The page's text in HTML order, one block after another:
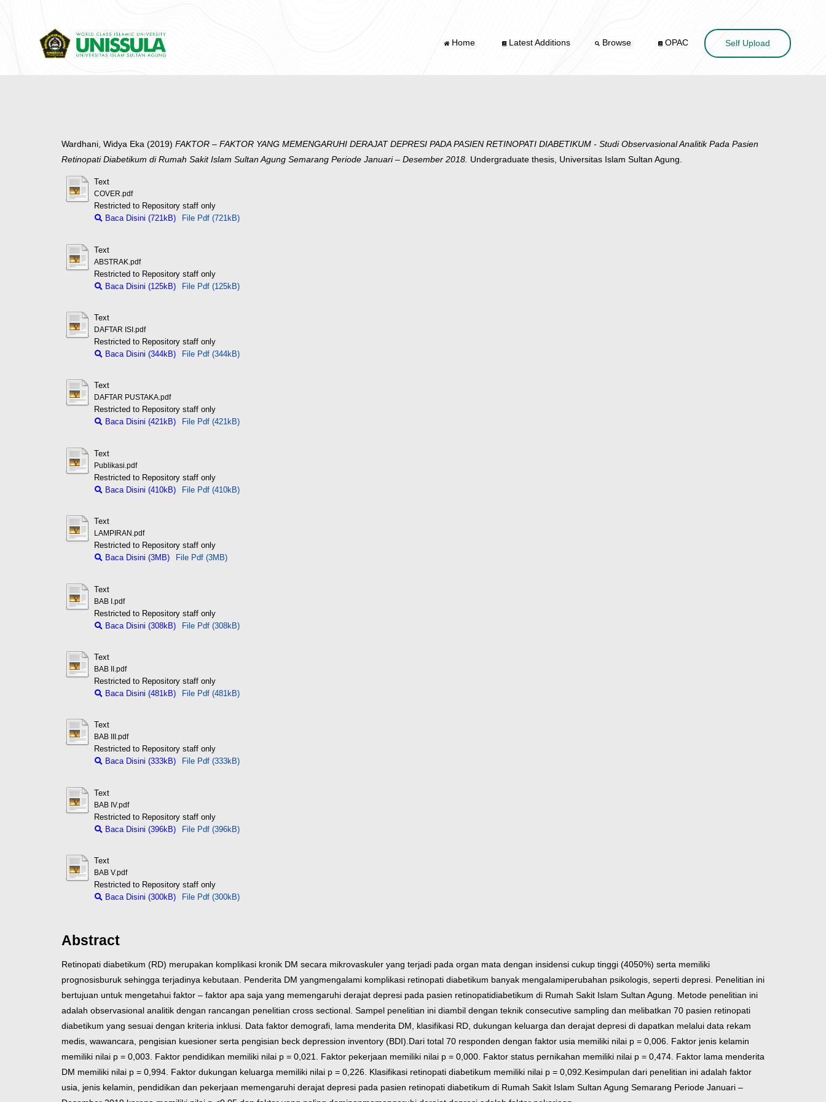
Home Latest Additions Browse OPAC Self Upload
Wardhani, Widya Eka (2019) FAKTOR – FAKTOR YANG MEMENGARUHI DERAJAT DEPRESI PADA PASIEN RETINOPATI DIABETIKUM - Studi Observasional Analitik Pada Pasien
Retinopati Diabetikum di Rumah Sakit Islam Sultan Agung Semarang Periode Januari – Desember 2018. Undergraduate thesis, Universitas Islam Sultan Agung.
Text
COVER.pdf
Restricted to Repository staff only
Baca Disini (721kB)
File Pdf (721kB)
Text
ABSTRAK.pdf
Restricted to Repository staff only
Baca Disini (125kB)
File Pdf (125kB)
Text
DAFTAR ISI.pdf
Restricted to Repository staff only
Baca Disini (344kB)
File Pdf (344kB)
Text
DAFTAR PUSTAKA.pdf
Restricted to Repository staff only
Baca Disini (421kB)
File Pdf (421kB)
Text
Publikasi.pdf
Restricted to Repository staff only
Baca Disini (410kB)
File Pdf (410kB)
Text
LAMPIRAN.pdf
Restricted to Repository staff only
Baca Disini (3MB)
File Pdf (3MB)
Text
BAB I.pdf
Restricted to Repository staff only
Baca Disini (308kB)
File Pdf (308kB)
Text
BAB II.pdf
Restricted to Repository staff only
Baca Disini (481kB)
File Pdf (481kB)
Text
BAB III.pdf
Restricted to Repository staff only
Baca Disini (333kB)
File Pdf (333kB)
Text
BAB IV.pdf
Restricted to Repository staff only
Baca Disini (396kB)
File Pdf (396kB)
Text
BAB V.pdf
Restricted to Repository staff only
Baca Disini (300kB)
File Pdf (300kB)
Abstract
Retinopati diabetikum (RD) merupakan komplikasi kronik DM secara mikrovaskuler yang terjadi pada organ mata dengan insidensi cukup tinggi (4050%) serta memiliki
prognosisburuk sehingga terjadinya kebutaan. Penderita DM yangmengalami komplikasi retinopati diabetikum banyak mengalamiperubahan psikologis, seperti depresi. Penelitian ini
bertujuan untuk mengetahui faktor – faktor apa saja yang memengaruhi derajat depresi pada pasien retinopatidiabetikum di Rumah Sakit Islam Sultan Agung. Metode penelitian ini
adalah observasional analitik dengan rancangan penelitian cross sectional. Sampel penelitian ini diambil dengan teknik consecutive sampling dan melibatkan 70 pasien retinopati
diabetikum yang sesuai dengan kriteria inklusi. Data faktor demografi, lama menderita DM, klasifikasi RD, dukungan keluarga dan derajat depresi di dapatkan melalui data rekam
medis, wawancara, pengisian kuesioner serta pengisian beck depression inventory (BDI). Dari total 70 responden dengan faktor usia memiliki nilai p = 0,006. Faktor jenis kelamin
memiliki nilai p = 0,003. Faktor pendidikan memiliki nilai p = 0,021. Faktor pekerjaan memiliki nilai p = 0,000. Faktor status pernikahan memiliki nilai p = 0,474. Faktor lama menderita
DM memiliki nilai p = 0,994. Faktor dukungan keluarga memiliki nilai p = 0,226. Klasifikasi retinopati diabetikum memiliki nilai p = 0,092. Kesimpulan dari penelitian ini adalah faktor
usia, jenis kelamin, pendidikan dan pekerjaan memengaruhi derajat depresi pada pasien retinopati diabetikum di Rumah Sakit Islam Sultan Agung Semarang Periode Januari –